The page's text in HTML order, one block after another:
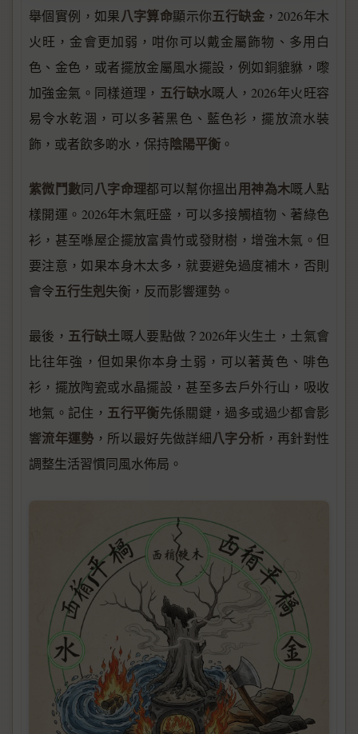
舉個實例，如果八字算命顯示你五行缺金，2026年木
火旺，金會更加弱，咁你可以戴金屬飾物、多用白
色、金色，或者擺放金屬風水擺設，例如銅貔貅，嚟
加強金氣。同樣道理， 五行缺水嘅人，2026年火旺容
易令水乾涸，可以多著黑色、藍色衫，擺放流水裝
飾，或者飲多啲水，保持陰陽平衡 。
紫微鬥數同八字命理都可以幫你搵出 用神為木嘅人點
樣開運。2026年木氣旺盛，可以多接觸植物、著綠色
衫，甚至喺屋企擺放富貴竹或發財樹，增強木氣。但
要注意，如果本身木太多，就要避免過度補木，否則
會令五行生剋失衡，反而影響運勢。
最後， 五行缺土嘅人要點做？2026年火生土，土氣會
比往年強，但如果你本身土弱，可以著黃色、啡色
衫，擺放陶瓷或水晶擺設，甚至多去戶外行山，吸收
地氣。記住， 五行平衡先係關鍵，過多或過少都會影
響流年運勢 ，所以最好先做詳細八字分析 ，再針對性
調整生活習慣同風水佈局。